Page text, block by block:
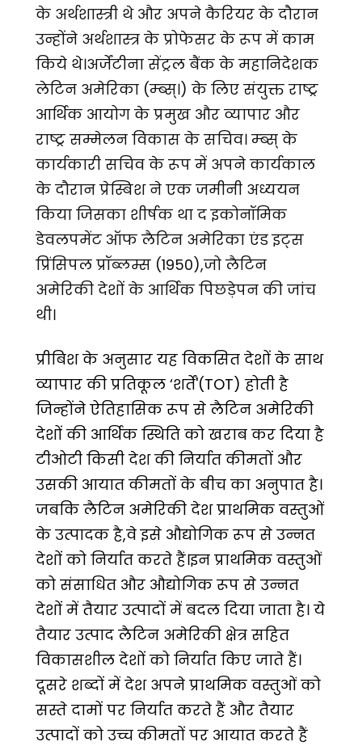
के अर्थशास्त्री थे और अपने कैरियर के दौरान
उन्होंने अर्थशास्त्र के प्रोफेसर के रूप में काम
किये थे।अर्जेंटीना सेंट्रल बैंक के महानिदेशक
लेटिन अमेरिका (म्ब्स्।) के लिए संयुक्त राष्ट्र
आर्थिक आयोग के प्रमुख और व्यापार और
राष्ट्र सम्मेलन विकास के सचिव। म्ब्स् के
कार्यकारी सचिव के रूप में अपने कार्यकाल
के दौरान प्रेस्बिश ने एक जमीनी अध्ययन
किया जिसका शीर्षक था द इकोनॉमिक
डेवलपमेंट ऑफ लैटिन अमेरिका एंड इट्स
प्रिंसिपल प्रॉब्लम्स (1950),जो लैटिन
अमेरिकी देशों के आर्थिक पिछड़ेपन की जांच
थी।
प्रीबिश के अनुसार यह विकसित देशों के साथ
व्यापार की प्रतिकूल ‘शर्तें'(TOT) होती है
जिन्होंने ऐतिहासिक रूप से लैटिन अमेरिकी
देशों की आर्थिक स्थिति को खराब कर दिया है
टीओटी किसी देश की निर्यात कीमतों और
उसकी आयात कीमतों के बीच का अनुपात है।
जबकि लैटिन अमेरिकी देश प्राथमिक वस्तुओं
के उत्पादक है,वे इसे औद्योगिक रूप से उन्नत
देशों को निर्यात करते हैं।इन प्राथमिक वस्तुओं
को संसाधित और औद्योगिक रूप से उन्नत
देशों में तैयार उत्पादों में बदल दिया जाता है। ये
तैयार उत्पाद लैटिन अमेरिकी क्षेत्र सहित
विकासशील देशों को निर्यात किए जाते हैं।
दूसरे शब्दों में देश अपने प्राथमिक वस्तुओं को
सस्ते दामों पर निर्यात करते हैं और तैयार
उत्पादों को उच्च कीमतों पर आयात करते हैं